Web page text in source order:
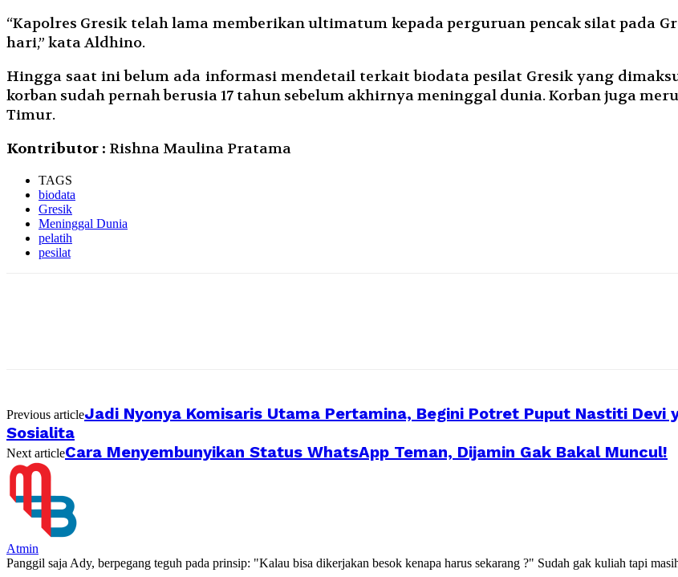
“Kapolres Gresik telah lama memberikan ultimatum kepada perguruan pencak silat pada
hari,” kata Aldhino.
Hingga saat ini belum ada informasi mendetail terkait biodata pesilat Gresik yang
korban sudah pernah berusia 17 tahun sebelum akhirnya meninggal dunia. Korban juga
Timur.
Kontributor : Rishna Maulina Pratama
TAGS
biodata
Gresik
Meninggal Dunia
pelatih
pesilat
Previous articleJadi Nyonya Komisaris Utama Pertamina, Begini Potret Puput Nastiti Devi
Sosialita
Next articleCara Menyembunyikan Status WhatsApp Teman, Dijamin Gak Bakal Muncul!
Atmin
Panggil saja Ady, berpegang teguh pada prinsip: "Kalau bisa dikerjakan besok kenapa harus sekarang ?" Sudah gak kuliah tapi